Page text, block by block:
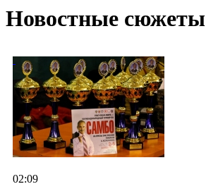
Новостные сюжеты
02:09